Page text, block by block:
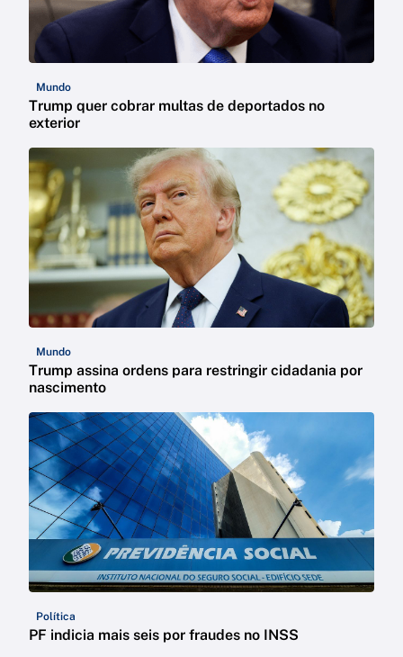
Mundo
Trump quer cobrar multas de deportados no
exterior
Mundo
Trump assina ordens para restringir cidadania por
nascimento
Política
PF indicia mais seis por fraudes no INSS